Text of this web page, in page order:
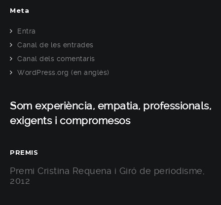
Meta
Entra
Canal de les entrades
Canal dels comentaris
WordPress.org (en anglès)
Som experiència, empatia, professionals,
exigents i compromesos
PREMIS
Premi Cristina Requena i Giró de periodisme,
2012